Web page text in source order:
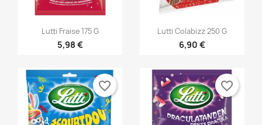
 Vorschau
Lutti Fraise 175 G
5,98 €
Vorschau
Lutti Colabizz 250 G
6,90 €
favorite_border favorite_border